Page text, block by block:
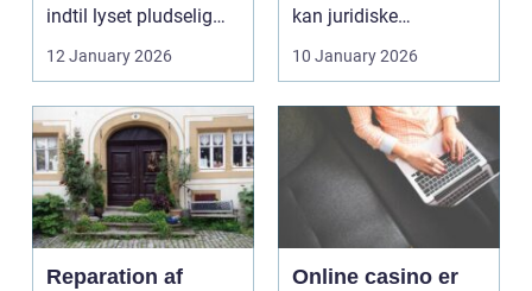
indtil lyset pludselig
12 January 2026
kan juridiske
vokse si...
10 January 2026
Reparation af
Online casino er